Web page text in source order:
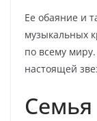
Ее обаяние и
музыкальных
по всему
настоящей
Семья